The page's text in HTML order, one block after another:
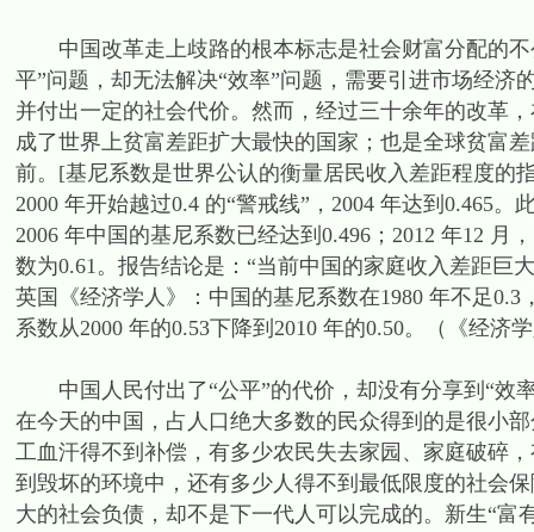
中国改革走上歧路的根本标志是社会财富分配的不
平”问题，却无法解决“效率”问题，需要引进市场经济
并付出一定的社会代价。然而，经过三十余年的改革
成了世界上贫富差距扩大最快的国家；也是全球贫富
前。[基尼系数是世界公认的衡量居民收入差距程度的
2000 年开始越过0.4 的“警戒线”，2004 年达到0.465
2006 年中国的基尼系数已经达到0.496；2012 年12 月
数为0.61。报告结论是：“当前中国的家庭收入差距巨
英国《经济学人》：中国的基尼系数在1980 年不足
系数从2000 年的0.53下降到2010 年的0.50。（《经济
中国人民付出了“公平”的代价，却没有分享到“效
在今天的中国，占人口绝大多数的民众得到的是很小
工血汗得不到补偿，有多少农民失去家园、家庭破碎
到毁坏的环境中，还有多少人得不到最低限度的社会
大的社会负债，却不是下一代人可以完成的。新生“